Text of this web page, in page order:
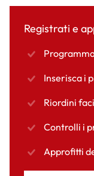
Registrati e
Inserisca i
Riordini
Controlli i
Approfitti